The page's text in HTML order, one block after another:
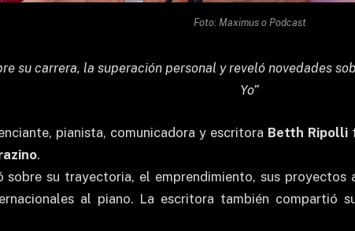
Foto: Maximus o Podcast
su carrera, la superación personal y reveló novedades
Yo”
pianista, comunicadora y escritora Betth Ripolli
.
sobre su trayectoria, el emprendimiento, sus
al piano. La escritora también compartió